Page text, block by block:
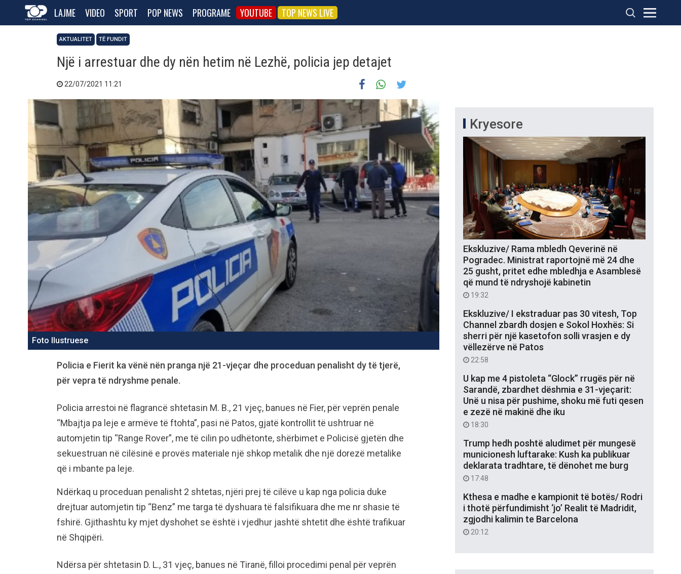
LAJME VIDEO SPORT POP NEWS PROGRAME YOUTUBE TOP NEWS LIVE
AKTUALITET TË FUNDIT
Një i arrestuar dhe dy nën hetim në Lezhë, policia jep detajet
22/07/2021 11:21
Foto Ilustruese
Policia e Fierit ka vënë nën pranga një 21-vjeçar dhe proceduan penalisht dy të tjerë,
për vepra të ndryshme penale.
Policia arrestoi në flagrancë shtetasin M. B., 21 vjeç, banues në Fier, për veprën penale
“Mbajtja pa leje e armëve të ftohta”, pasi në Patos, gjatë kontrollit të ushtruar në
automjetin tip “Range Rover”, me të cilin po udhëtonte, shërbimet e Policisë gjetën dhe
sekuestruan në cilësinë e provës materiale një shkop metalik dhe një dorezë metalike
që i mbante pa leje.
Ndërkaq u proceduan penalisht 2 shtetas, njëri prej të cilëve u kap nga policia duke
drejtuar automjetin tip “Benz” me targa të dyshuara të falsifikuara dhe me nr shasie të
fshirë. Gjithashtu ky mjet dyshohet se është i vjedhur jashtë shtetit dhe është trafikuar
në Shqipëri.
Ndërsa për shtetasin D. L., 31 vjeç, banues në Tiranë, filloi procedimi penal për veprën
Kryesore
Ekskluzive/ Rama mbledh Qeverinë në
Pogradec. Ministrat raportojnë më 24 dhe
25 gusht, pritet edhe mbledhja e Asamblesë
që mund të ndryshojë kabinetin
19:32
Ekskluzive/ I ekstraduar pas 30 vitesh, Top
Channel zbardh dosjen e Sokol Hoxhës: Si
sherri për një kasetofon solli vrasjen e dy
vëllezërve në Patos
22:58
U kap me 4 pistoleta “Glock” rrugës për në
Sarandë, zbardhet dëshmia e 31-vjeçarit:
Unë u nisa për pushime, shoku më futi qesen
e zezë në makinë dhe iku
18:30
Trump hedh poshtë aludimet për mungesë
municionesh luftarake: Kush ka publikuar
deklarata tradhtare, të dënohet me burg
17:48
Kthesa e madhe e kampionit të botës/ Rodri
i thotë përfundimisht ‘jo’ Realit të Madridit,
zgjodhi kalimin te Barcelona
20:12